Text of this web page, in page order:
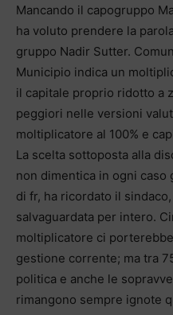
Mancando il capogruppo
ha voluto prendere la
gruppo Nadir Sutter.
Municipio indica un
il capitale proprio ridotto a
peggiori nelle versioni
moltiplicatore al 100% e
La scelta sottoposta alla
non dimentica in ogni caso
di fr, ha ricordato il
salvaguardata per intero.
moltiplicatore ci
gestione corrente; ma tra
politica e anche le
rimangono sempre ignote